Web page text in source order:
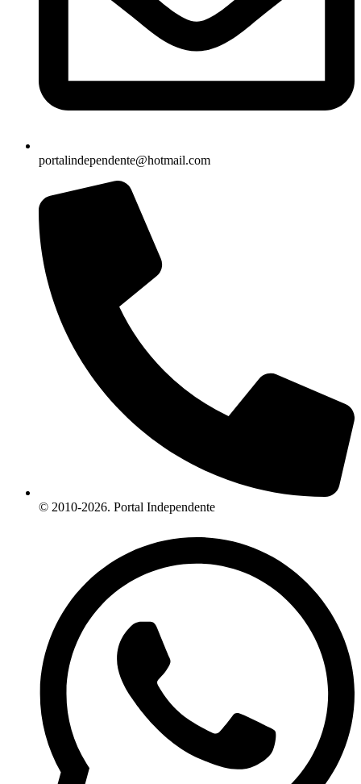
portalindependente@hotmail.com
© 2010-2026. Portal Independente